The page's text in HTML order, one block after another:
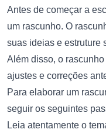
Antes de começar a
um rascunho. O
suas ideias e estruture
Além disso, o
ajustes e correções
Para elaborar um
seguir os seguintes
Leia atentamente o